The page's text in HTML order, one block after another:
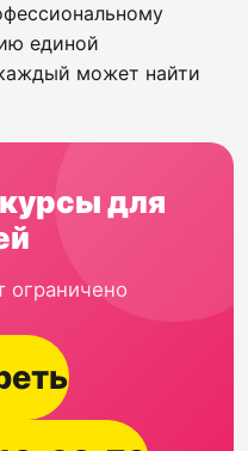
единой
может найти
для
ограничено